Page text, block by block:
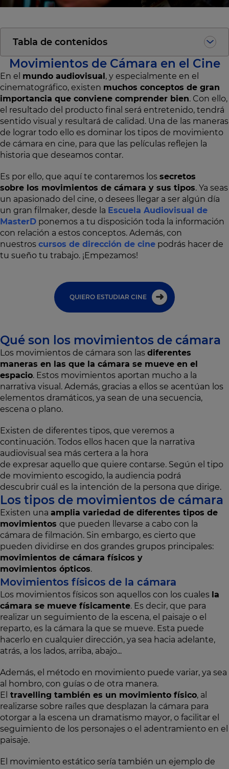
Tabla de contenidos
Movimientos de Cámara en el Cine
En el mundo audiovisual, y especialmente en el
cinematográfico, existen muchos conceptos de gran
importancia que conviene comprender bien. Con ello,
el resultado del producto final será entretenido, tendrá
sentido visual y resultará de calidad. Una de las maneras
de lograr todo ello es dominar los tipos de movimiento
de cámara en cine, para que las películas reflejen la
historia que deseamos contar.
Es por ello, que aquí te contaremos los secretos
sobre los movimientos de cámara y sus tipos. Ya seas
un apasionado del cine, o desees llegar a ser algún día
un gran filmaker, desde la Escuela Audiovisual de
MasterD ponemos a tu disposición toda la información
con relación a estos conceptos. Además, con
nuestros cursos de dirección de cine podrás hacer de
tu sueño tu trabajo. ¡Empezamos!
QUIERO ESTUDIAR CINE
Qué son los movimientos de cámara
Los movimientos de cámara son las diferentes
maneras en las que la cámara se mueve en el
espacio. Estos movimientos aportan mucho a la
narrativa visual. Además, gracias a ellos se acentúan los
elementos dramáticos, ya sean de una secuencia,
escena o plano.
Existen de diferentes tipos, que veremos a
continuación. Todos ellos hacen que la narrativa
audiovisual sea más certera a la hora
de expresar aquello que quiere contarse. Según el tipo
de movimiento escogido, la audiencia podrá
descubrir cuál es la intención de la persona que dirige.
Los tipos de movimientos de cámara
Existen una amplia variedad de diferentes tipos de
movimientos que pueden llevarse a cabo con la
cámara de filmación. Sin embargo, es cierto que
pueden dividirse en dos grandes grupos principales:
movimientos de cámara físicos y
movimientos ópticos.
Movimientos físicos de la cámara
Los movimientos físicos son aquellos con los cuales la
cámara se mueve físicamente. Es decir, que para
realizar un seguimiento de la escena, el paisaje o el
reparto, es la cámara la que se mueve. Esta puede
hacerlo en cualquier dirección, ya sea hacia adelante,
atrás, a los lados, arriba, abajo...
Además, el método en movimiento puede variar, ya sea
al hombro, con guías o de otra manera.
El travelling también es un movimiento físico, al
realizarse sobre raíles que desplazan la cámara para
otorgar a la escena un dramatismo mayor, o facilitar el
seguimiento de los personajes o el adentramiento en el
paisaje.
El movimiento estático sería también un ejemplo de